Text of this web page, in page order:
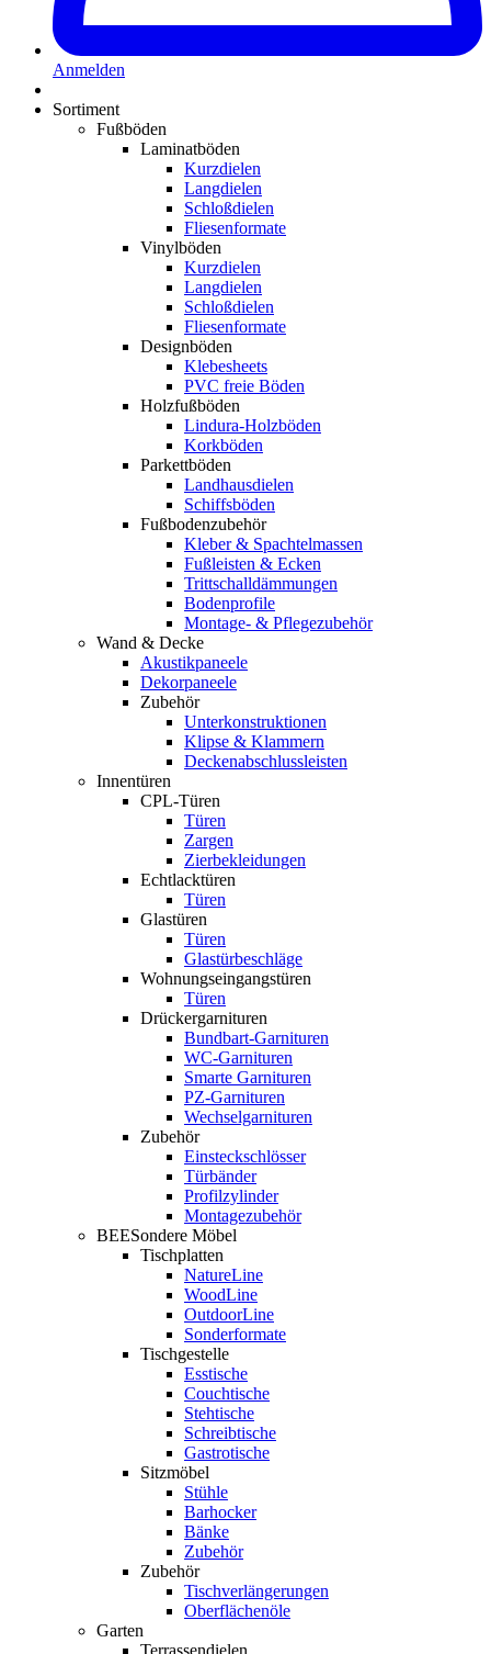
Anmelden
Sortiment
Fußböden
Laminatböden
Kurzdielen
Langdielen
Schloßdielen
Fliesenformate
Vinylböden
Kurzdielen
Langdielen
Schloßdielen
Fliesenformate
Designböden
Klebesheets
PVC freie Böden
Holzfußböden
Lindura-Holzböden
Korkböden
Parkettböden
Landhausdielen
Schiffsböden
Fußbodenzubehör
Kleber & Spachtelmassen
Fußleisten & Ecken
Trittschalldämmungen
Bodenprofile
Montage- & Pflegezubehör
Wand & Decke
Akustikpaneele
Dekorpaneele
Zubehör
Unterkonstruktionen
Klipse & Klammern
Deckenabschlussleisten
Innentüren
CPL-Türen
Türen
Zargen
Zierbekleidungen
Echtlacktüren
Türen
Glastüren
Türen
Glastürbeschläge
Wohnungseingangstüren
Türen
Drückergarnituren
Bundbart-Garnituren
WC-Garnituren
Smarte Garnituren
PZ-Garnituren
Wechselgarnituren
Zubehör
Einsteckschlösser
Türbänder
Profilzylinder
Montagezubehör
BEESondere Möbel
Tischplatten
NatureLine
WoodLine
OutdoorLine
Sonderformate
Tischgestelle
Esstische
Couchtische
Stehtische
Schreibtische
Gastrotische
Sitzmöbel
Stühle
Barhocker
Bänke
Zubehör
Zubehör
Tischverlängerungen
Oberflächenöle
Garten
Terrassendielen